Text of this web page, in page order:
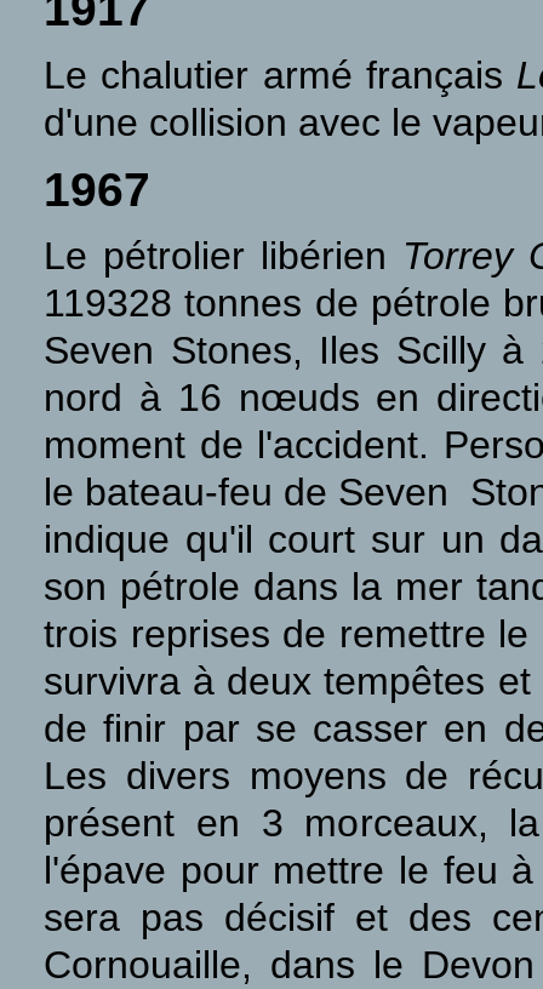
Le chalutier armé français
d'une collision avec le
1967
Le pétrolier libérien Torrey
119328 tonnes de pétrole
Seven Stones, Iles Scilly
nord à 16 nœuds en
moment de l'accident.
le bateau-feu de Seven
indique qu'il court sur un
son pétrole dans la mer
trois reprises de remettre
survivra à deux tempêtes
de finir par se casser en
Les divers moyens de
présent en 3 morceaux,
l'épave pour mettre le feu
sera pas décisif et des
Cornouaille, dans le